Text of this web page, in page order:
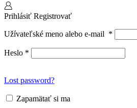
Prihlásiť Registrovať
Užívateľské meno alebo e-mail *
Heslo *
Lost password?
Zapamätať si ma